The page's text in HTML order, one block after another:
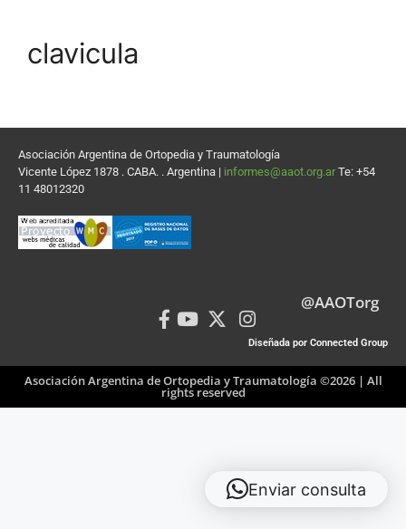
clavicula
Asociación Argentina de Ortopedia y Traumatología
Vicente López 1878 . CABA. . Argentina | informes@aaot.org.ar Te: +54
11 48012320
@AAOTorg
Diseñada por Connected Group
Asociación Argentina de Ortopedia y Traumatología ©2026 | All
rights reserved
Enviar consulta